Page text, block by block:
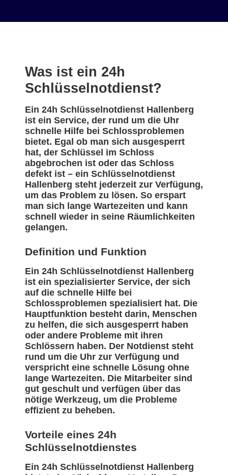
Was ist ein 24h
Schlüsselnotdienst?
Ein 24h Schlüsselnotdienst Hallenberg
ist ein Service, der rund um die Uhr
schnelle Hilfe bei Schlossproblemen
bietet. Egal ob man sich ausgesperrt
hat, der Schlüssel im Schloss
abgebrochen ist oder das Schloss
defekt ist – ein Schlüsselnotdienst
Hallenberg steht jederzeit zur Verfügung,
um das Problem zu lösen. So erspart
man sich lange Wartezeiten und kann
schnell wieder in seine Räumlichkeiten
gelangen.
Definition und Funktion
Ein 24h Schlüsselnotdienst Hallenberg
ist ein spezialisierter Service, der sich
auf die schnelle Hilfe bei
Schlossproblemen spezialisiert hat. Die
Hauptfunktion besteht darin, Menschen
zu helfen, die sich ausgesperrt haben
oder andere Probleme mit ihren
Schlössern haben. Der Notdienst steht
rund um die Uhr zur Verfügung und
verspricht eine schnelle Lösung ohne
lange Wartezeiten. Die Mitarbeiter sind
gut geschult und verfügen über das
nötige Werkzeug, um die Probleme
effizient zu beheben.
Vorteile eines 24h
Schlüsselnotdienstes
Ein 24h Schlüsselnotdienst Hallenberg